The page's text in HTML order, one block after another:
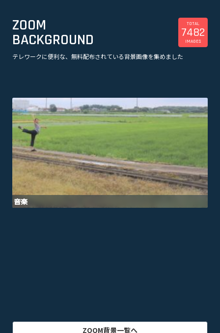
ZOOM
BACKGROUND
テレワークに便利な、無料配布されている背景画像を集めました
TOTAL
7482
IMAGES
美容
音楽
オフィス・事務所
ZOOM背景一覧へ